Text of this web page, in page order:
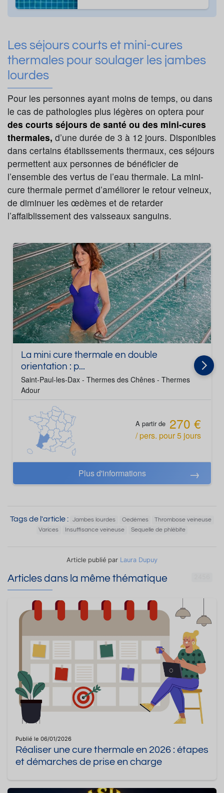
Les séjours courts et mini-cures
thermales pour soulager les jambes
lourdes
Pour les personnes ayant moins de temps, ou dans
le cas de pathologies plus légères on optera pour
des courts séjours de santé ou des mini-cures
thermales, d’une durée de 3 à 12 jours. Disponibles
dans certains établissements thermaux, ces séjours
permettent aux personnes de bénéficier de
l’ensemble des vertus de l’eau thermale. La mini-
cure thermale permet d’améliorer le retour veineux,
de diminuer les œdèmes et de retarder
l’affaiblissement des vaisseaux sanguins.
Arthrose Insuffisance veineuse Jambes lourdes
La mini cure thermale en double
orientation : p...
Saint-Paul-les-Dax - Thermes des Chênes - Thermes
Adour
A partir de 270 €
/ pers. pour5 jours
Plus d'informations
Tags de l'article : Jambes lourdes Oedèmes
Thrombose veineuse
Varices
Insuffisance veineuse Sequelle de phlébite
Article publié par Laura Dupuy
Articles dans la même thématique
Publié le 06/01/2026
Réaliser une cure thermale en 2026 : étapes
et démarches de prise en charge